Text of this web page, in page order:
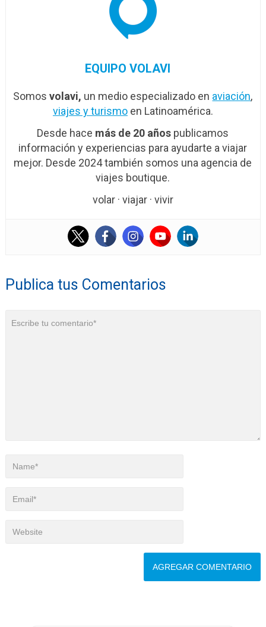
EQUIPO VOLAVI
Somosvolavi, un medio especializado en aviación,
viajes y turismoen Latinoamérica.
Desde hace más de 20 años publicamos
información y experiencias para ayudarte a viajar
mejor. Desde 2024 también somos una agencia de
viajes boutique.
volar · viajar · vivir
Publica tus Comentarios